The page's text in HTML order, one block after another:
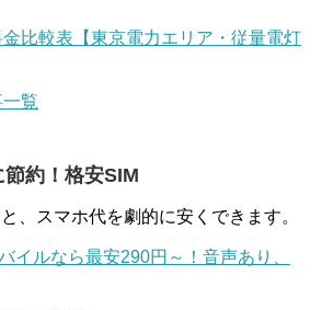
比較表【東京電力エリア・従量電灯
覧
約！格安SIM
、スマホ代を劇的に安くできます。
イルなら最安290円～！音声あり、